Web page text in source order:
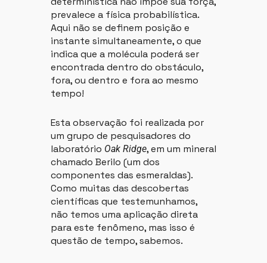
prevalece a física probabilística.
Aqui não se definem posição e
instante simultaneamente, o que
indica que a molécula poderá ser
encontrada dentro do obstáculo,
fora, ou dentro e fora ao mesmo
tempo!
Esta observação foi realizada por
um grupo de pesquisadores do
laboratório Oak Ridge, em um mineral
chamado Berilo (um dos
componentes das esmeraldas).
Como muitas das descobertas
científicas que testemunhamos,
não temos uma aplicação direta
para este fenômeno, mas isso é
questão de tempo, sabemos.